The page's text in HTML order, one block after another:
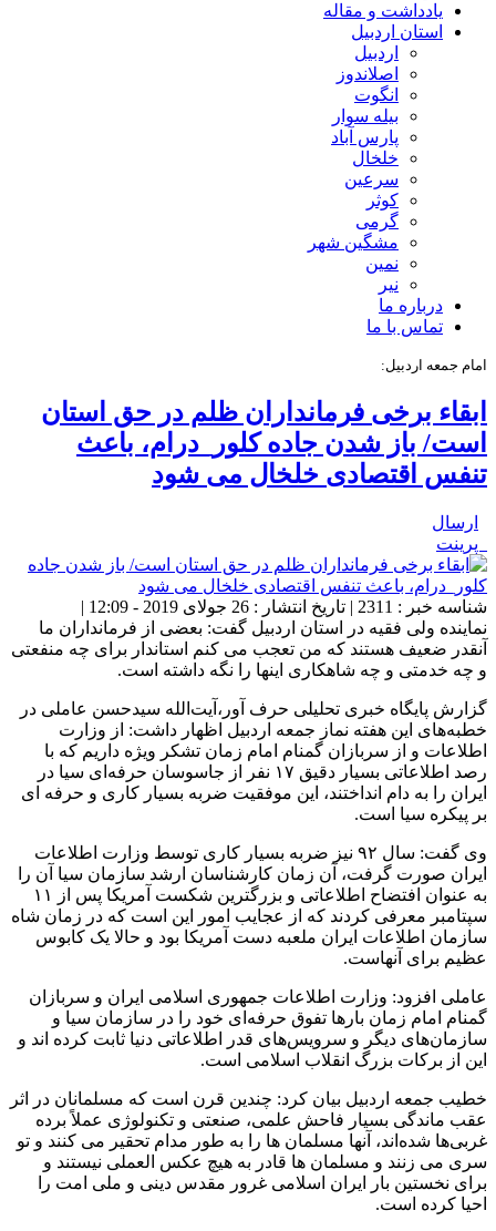
یادداشت و مقاله
استان اردبیل
اردبیل
اصلاندوز
انگوت
بیله سوار
پارس آباد
خلخال
سرعین
کوثر
گرمی
مشگین شهر
نمین
نیر
درباره ما
تماس با ما
امام جمعه اردبیل:
ابقاء برخی فرمانداران ظلم در حق استان
است/ باز شدن جاده کلور_درام، باعث
تنفس اقتصادی خلخال می شود
ارسال
پرینت
شناسه خبر : 2311 | تاریخ انتشار : 26 جولای 2019 - 12:09 |
نماینده ولی فقیه در استان اردبیل گفت: بعضی از فرمانداران ما
آنقدر ضعیف هستند که من تعجب می کنم استاندار برای چه منفعتی
و چه خدمتی و چه شاهکاری اینها را نگه داشته است.
گزارش پایگاه خبری تحلیلی حرف آور،آیت‌الله سیدحسن عاملی در
خطبه‌های این هفته نماز جمعه اردبیل اظهار داشت: از وزارت
اطلاعات و از سربازان گمنام امام زمان تشکر ویژه داریم که با
رصد اطلاعاتی بسیار دقیق ۱۷ نفر از جاسوسان حرفه‌ای سیا در
ایران را به دام انداختند، این موفقیت ضربه بسیار کاری و حرفه ای
بر پیکره سیا است.
وی گفت: سال ۹۲ نیز ضربه بسیار کاری توسط وزارت اطلاعات
ایران صورت گرفت، آن زمان کارشناسان ارشد سازمان سیا آن را
به عنوان افتضاح اطلاعاتی و بزرگترین شکست آمریکا پس از ۱۱
سپتامبر معرفی کردند که از عجایب امور این است که در زمان شاه
سازمان اطلاعات ایران ملعبه دست آمریکا بود و حالا یک کابوس
عظیم برای آنهاست.
عاملی افزود: وزارت اطلاعات جمهوری اسلامی ایران و سربازان
گمنام امام زمان بارها تفوق حرفه‌ای خود را در سازمان سیا و
سازمان‌های دیگر و سرویس‌های قدر اطلاعاتی دنیا ثابت کرده اند و
این از برکات بزرگ انقلاب اسلامی است.
خطیب جمعه اردبیل بیان کرد: چندین قرن است که مسلمانان در اثر
عقب ماندگی بسیار فاحش علمی، صنعتی و تکنولوژی عملاً برده
غربی‌ها شده‌اند، آنها مسلمان ها را به طور مدام تحقیر می کنند و تو
سری می زنند و مسلمان ها قادر به هیچ عکس العملی نیستند و
برای نخستین بار ایران اسلامی غرور مقدس دینی و ملی امت را
احیا کرده است.